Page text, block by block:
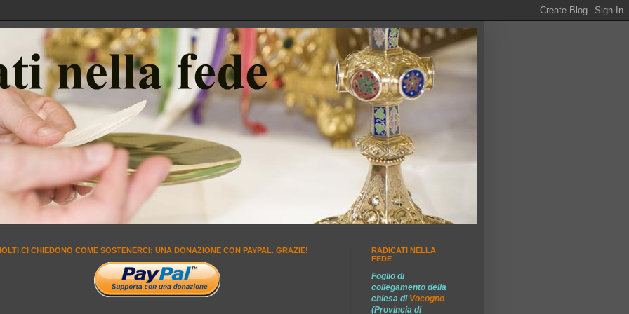
CI CHIEDONO COME SOSTENERCI: UNA DONAZIONE CON PAYPAL. GRAZIE!
RADICATI NELLA
FEDE
Foglio di
collegamento della
chiesa di Vocogno
(Provincia di